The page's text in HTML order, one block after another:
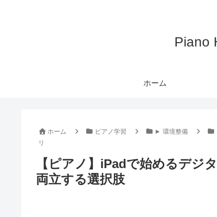
Piano
ホーム
ホーム ピアノ学習 ► 環境整備
リ
【ピアノ】iPadで始めるデジ
両立する選択肢